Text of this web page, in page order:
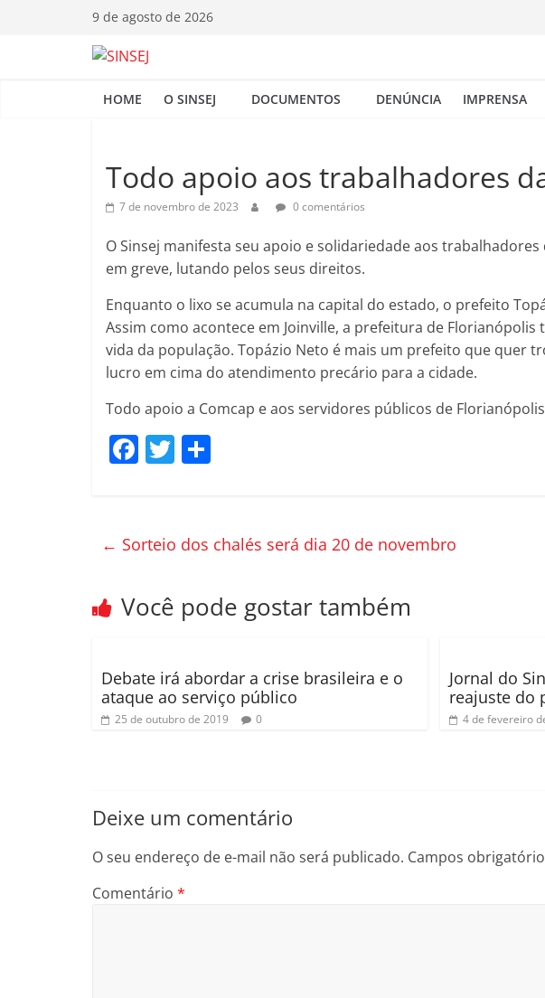
9 de agosto de 2026
S
N
S
E
HOME O SINSEJ DOCUMENTOS DENÚNCIA IMPRENSA
Todo apoio aos trabalhadores
7 de novembro de 2023 0 comentários
O Sinsej manifesta seu apoio e solidariedade aos
em greve, lutando pelos seus direitos.
Enquanto o lixo se acumula na capital do estado, o prefeito
Assim como acontece em Joinville, a prefeitura de
vida da população. Topázio Neto é mais um prefeito que quer
lucro em cima do atendimento precário para a cidade.
Todo apoio a Comcap e aos servidores públicos de
F
e
o
o
T
er p
til
h
← Sorteio dos chalés será dia 20 de novembro
Você pode gostar também
Debate irá abordar a crise brasileira e o
ataque ao serviço público
25 de outubro de 2019 0
Jornal do
reajuste do
4 de fevereiro
Deixe um comentário
O seu endereço de e-mail não será publicado. Campos
Comentário *